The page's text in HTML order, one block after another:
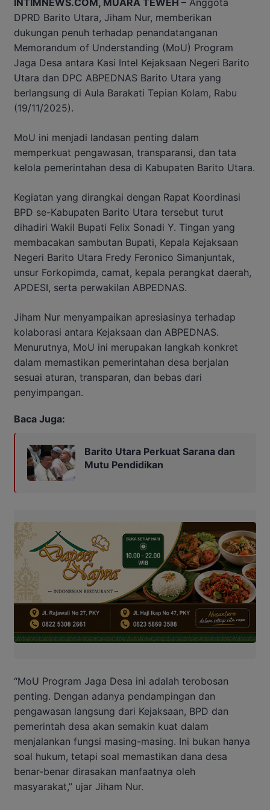
INTIMNEWS.COM, MUARA TEWEH – Anggota
DPRD Barito Utara, Jiham Nur, memberikan
dukungan penuh terhadap penandatanganan
Memorandum of Understanding (MoU) Program
Jaga Desa antara Kasi Intel Kejaksaan Negeri Barito
Utara dan DPC ABPEDNAS Barito Utara yang
berlangsung di Aula Barakati Tepian Kolam, Rabu
(19/11/2025).
MoU ini menjadi landasan penting dalam
memperkuat pengawasan, transparansi, dan tata
kelola pemerintahan desa di Kabupaten Barito Utara.
Kegiatan yang dirangkai dengan Rapat Koordinasi
BPD se-Kabupaten Barito Utara tersebut turut
dihadiri Wakil Bupati Felix Sonadi Y. Tingan yang
membacakan sambutan Bupati, Kepala Kejaksaan
Negeri Barito Utara Fredy Feronico Simanjuntak,
unsur Forkopimda, camat, kepala perangkat daerah,
APDESI, serta perwakilan ABPEDNAS.
Jiham Nur menyampaikan apresiasinya terhadap
kolaborasi antara Kejaksaan dan ABPEDNAS.
Menurutnya, MoU ini merupakan langkah konkret
dalam memastikan pemerintahan desa berjalan
sesuai aturan, transparan, dan bebas dari
penyimpangan.
Baca Juga:
Barito Utara Perkuat Sarana dan
Mutu Pendidikan
“MoU Program Jaga Desa ini adalah terobosan
penting. Dengan adanya pendampingan dan
pengawasan langsung dari Kejaksaan, BPD dan
pemerintah desa akan semakin kuat dalam
menjalankan fungsi masing-masing. Ini bukan hanya
soal hukum, tetapi soal memastikan dana desa
benar-benar dirasakan manfaatnya oleh
masyarakat,” ujar Jiham Nur.